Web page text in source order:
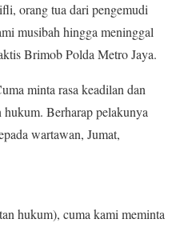
orang tua dari pengemudi
musibah hingga meninggal
Brimob Polda Metro Jaya.
minta rasa keadilan dan
Berharap pelakunya
wartawan, Jumat,
hukum), cuma kami meminta